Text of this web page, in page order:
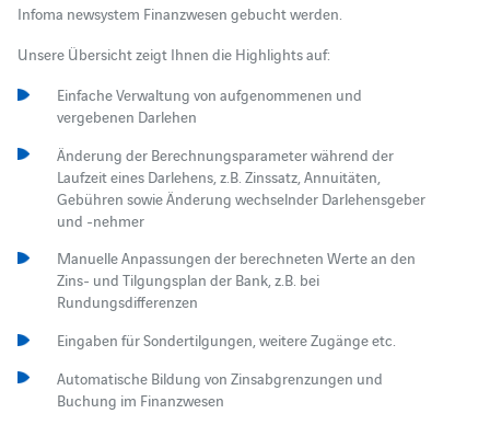
Infoma newsystem Finanzwesen gebucht werden.
Unsere Übersicht zeigt Ihnen die Highlights auf:
Einfache Verwaltung von aufgenommenen und
vergebenen Darlehen
Änderung der Berechnungsparameter während der
Laufzeit eines Darlehens, z.B. Zinssatz, Annuitäten,
Gebühren sowie Änderung wechselnder Darlehensgeber
und -nehmer
Manuelle Anpassungen der berechneten Werte an den
Zins- und Tilgungsplan der Bank, z.B. bei
Rundungsdifferenzen
Eingaben für Sondertilgungen, weitere Zugänge etc.
Automatische Bildung von Zinsabgrenzungen und
Buchung im Finanzwesen